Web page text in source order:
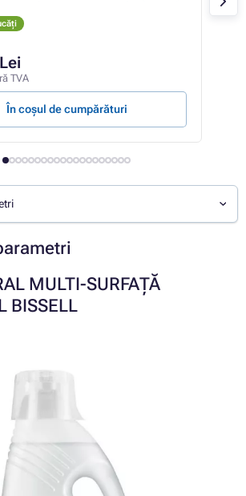
TVA
În coșul de cumpărături
MULTI-SURFAȚĂ
BISSELL